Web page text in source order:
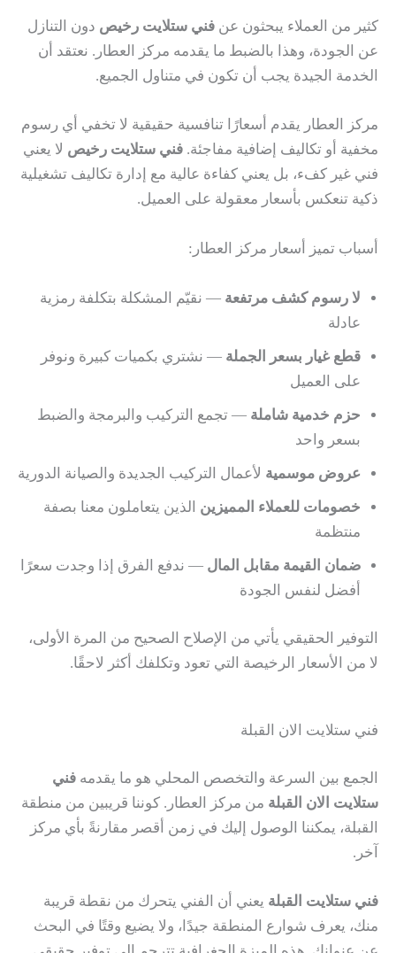
كثير من العملاء يبحثون عن فني ستلايت رخيص دون التنازل
عن الجودة، وهذا بالضبط ما يقدمه مركز العطار. نعتقد أن
الخدمة الجيدة يجب أن تكون في متناول الجميع.
مركز العطار يقدم أسعارًا تنافسية حقيقية لا تخفي أي رسوم
مخفية أو تكاليف إضافية مفاجئة. فني ستلايت رخيص لا يعني
فني غير كفء، بل يعني كفاءة عالية مع إدارة تكاليف تشغيلية
ذكية تنعكس بأسعار معقولة على العميل.
أسباب تميز أسعار مركز العطار:
لا رسوم كشف مرتفعة — نقيّم المشكلة بتكلفة رمزية
عادلة
قطع غيار بسعر الجملة — نشتري بكميات كبيرة ونوفر
على العميل
حزم خدمية شاملة — تجمع التركيب والبرمجة والضبط
بسعر واحد
عروض موسمية لأعمال التركيب الجديدة والصيانة الدورية
خصومات للعملاء المميزين الذين يتعاملون معنا بصفة
منتظمة
ضمان القيمة مقابل المال — ندفع الفرق إذا وجدت سعرًا
أفضل لنفس الجودة
التوفير الحقيقي يأتي من الإصلاح الصحيح من المرة الأولى،
لا من الأسعار الرخيصة التي تعود وتكلفك أكثر لاحقًا.
فني ستلايت الان القبلة
الجمع بين السرعة والتخصص المحلي هو ما يقدمه فني
ستلايت الان القبلة من مركز العطار. كوننا قريبين من منطقة
القبلة، يمكننا الوصول إليك في زمن أقصر مقارنةً بأي مركز
آخر.
فني ستلايت القبلة يعني أن الفني يتحرك من نقطة قريبة
منك، يعرف شوارع المنطقة جيدًا، ولا يضيع وقتًا في البحث